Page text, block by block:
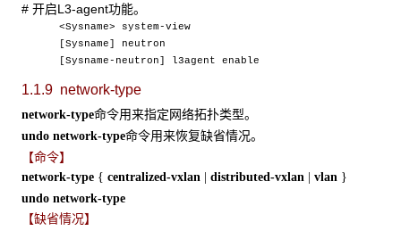
# 开启L3-agent功能。
<Sysname> system-view
[Sysname] neutron
[Sysname-neutron] l3agent enable
1.1.9 network-type
network-type命令用来指定网络拓扑类型。
undo network-type命令用来恢复缺省情况。
【命令】
network-type { centralized-vxlan distributed-vxlan vlan }
undo network-type
【缺省情况】